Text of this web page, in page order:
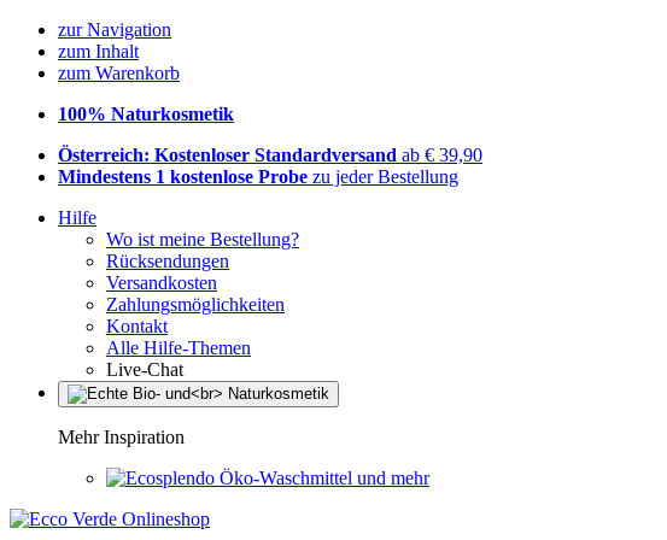
zur Navigation
zum Inhalt
zum Warenkorb
100% Naturkosmetik
Österreich: Kostenloser Standardversand ab € 39,90
Mindestens 1 kostenlose Probe zu jeder Bestellung
Hilfe
Wo ist meine Bestellung?
Rücksendungen
Versandkosten
Zahlungsmöglichkeiten
Kontakt
Alle Hilfe-Themen
Live-Chat
Mehr Inspiration
Öko-Waschmittel und mehr